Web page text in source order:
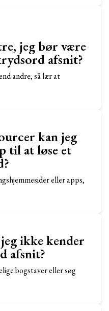
jeg bør være
afsnit?
andre, så lær at
kan jeg
til at løse et
eller apps,
ikke kender
afsnit?
bogstaver eller søg